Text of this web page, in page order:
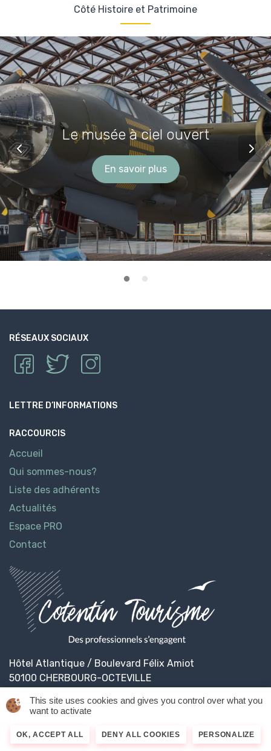
Côté Histoire et Patrimoine
Le musée à ciel ouvert
En savoir plus
RÉSEAUX SOCIAUX
LETTRE D’INFORMATIONS
RACCOURCIS
Accueil
Qui sommes-nous?
Liste des adhérents
Actualités
Espace PRO
Contact
Hôtel Atlantique / Boulevard Félix Amiot
50100 CHERBOURG-OCTEVILLE
Politique de confidentialité
This site uses cookies and gives you control over what you
want to activate
OK, ACCEPT ALL DENY ALL COOKIES PERSONALIZE